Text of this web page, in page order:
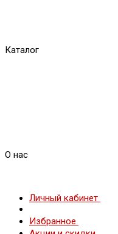
Каталог
О нас
Личный кабинет
Избранное